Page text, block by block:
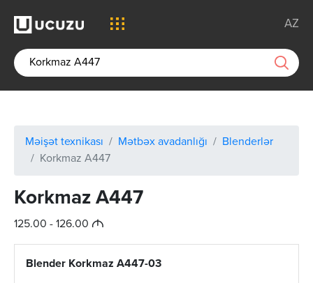
AZ
Məişət texnikası Mətbəx avadanlığı
Blenderlər
Korkmaz A447
Korkmaz A447
125.00 - 126.00 M
Blender Korkmaz A447-03